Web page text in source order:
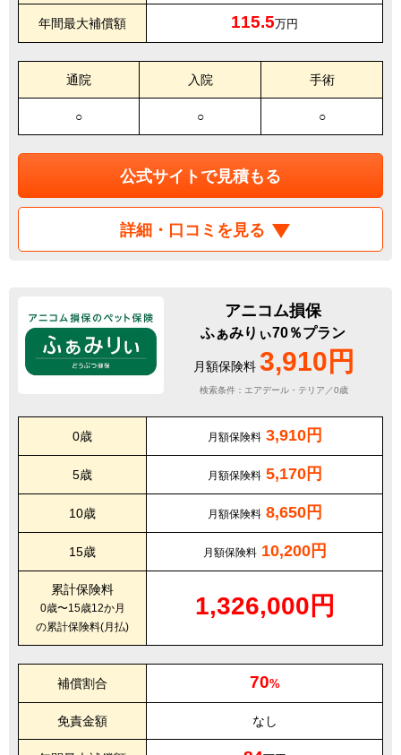
年間最大補償額 115.5万円
通院 入院 手術
○ ○ ○
公式サイトで見積もる
詳細・口コミを見る
アニコム損保
ふぁみりぃ70％プラン
月額保険料 3,910円
検索条件：エアデール・テリア／0歳
0歳 月額保険料 3,910円
5歳 月額保険料 5,170円
10歳 月額保険料 8,650円
15歳 月額保険料 10,200円
累計保険料
0歳〜15歳12か月
の累計保険料(月払)
1,326,000円
補償割合 70%
免責金額 なし